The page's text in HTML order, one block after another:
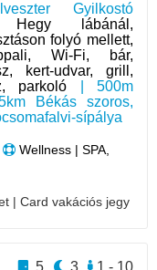
Gyilkostó
Hegy lábánál,
folyó mellett,
Wi-Fi, bár,
kert-udvar, grill,
parkoló | 500m
Békás szoros,
sípálya
Wellness | SPA,
| Card vakációs jegy
1 - 10
3
5